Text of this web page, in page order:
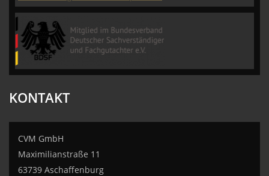
KONTAKT
CVM GmbH
Maximilianstraße 11
63739 Aschaffenburg